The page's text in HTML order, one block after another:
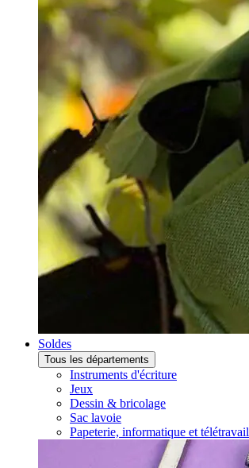
Soldes
Tous les départements
Instruments d'écriture
Jeux
Dessin & bricolage
Sac lavoie
Papeterie, informatique et télétravail